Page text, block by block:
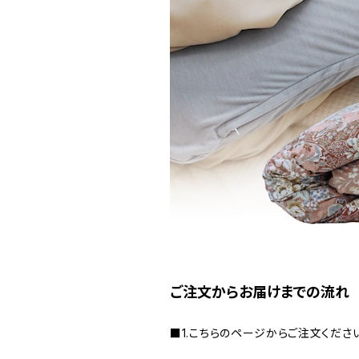
ご注文からお届けまでの流れ
■1.こちらのページからご注文くださ